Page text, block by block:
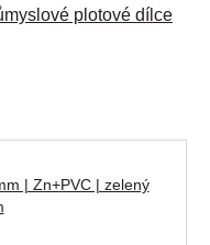
plotové dílce
| Zn+PVC | zelený